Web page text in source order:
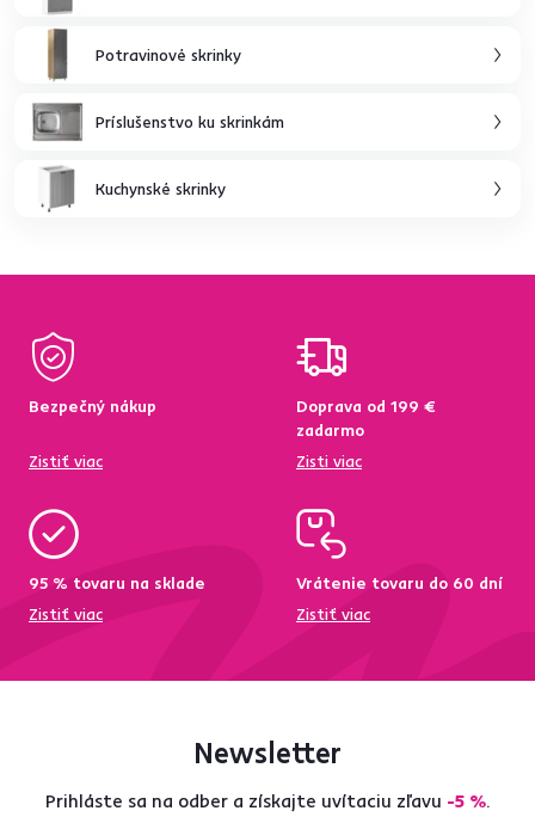
Potravinové skrinky
Príslušenstvo ku skrinkám
Kuchynské skrinky
Bezpečný nákup
Zistiť viac
Doprava od 199 €
zadarmo
Zisti viac
95 % tovaru na sklade
Zistiť viac
Vrátenie tovaru do 60 dní
Zistiť viac
Newsletter
Prihláste sa na odber a získajte uvítaciu zľavu -5 %.